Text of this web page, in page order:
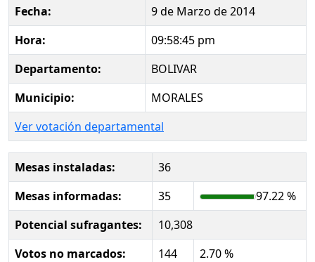
Fecha:
9 de Marzo de 2014
Hora:
09:58:45 pm
Departamento:
BOLIVAR
Municipio:
MORALES
Ver votación departamental
Mesas instaladas:
36
Mesas informadas:
35
97.22 %
Potencial sufragantes:
10,308
Votos no marcados:
144
2.70 %